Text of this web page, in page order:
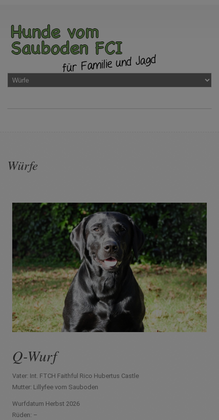
Würfe
Q-Wurf
Vater: Int. FTCH Faithful Rico Hubertus Castle
Mutter: Lillyfee vom Sauboden
Wurfdatum Herbst 2026
Rüden: –